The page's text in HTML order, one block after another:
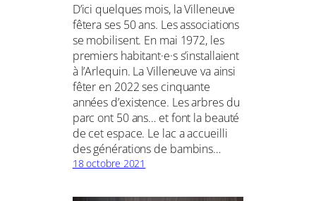
D’ici quelques mois, la Villeneuve
fêtera ses 50 ans. Les associations
se mobilisent. En mai 1972, les
premiers habitant·e·s s’installaient
à l’Arlequin. La Villeneuve va ainsi
fêter en 2022 ses cinquante
années d’existence. Les arbres du
parc ont 50 ans… et font la beauté
de cet espace. Le lac a accueilli
des générations de bambins…
18 octobre 2021